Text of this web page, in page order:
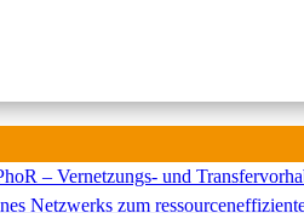
– Vernetzungs- und
Netzwerks zum